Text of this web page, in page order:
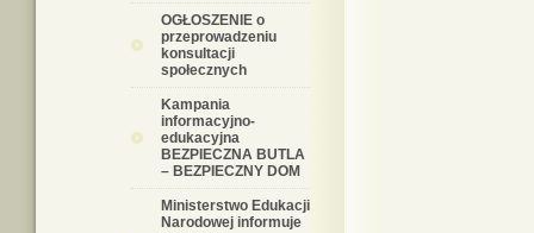
OGŁOSZENIE o
przeprowadzeniu
konsultacji
społecznych
Kampania
informacyjno-
edukacyjna
BEZPIECZNA BUTLA
– BEZPIECZNY DOM
Ministerstwo Edukacji
Narodowej informuje